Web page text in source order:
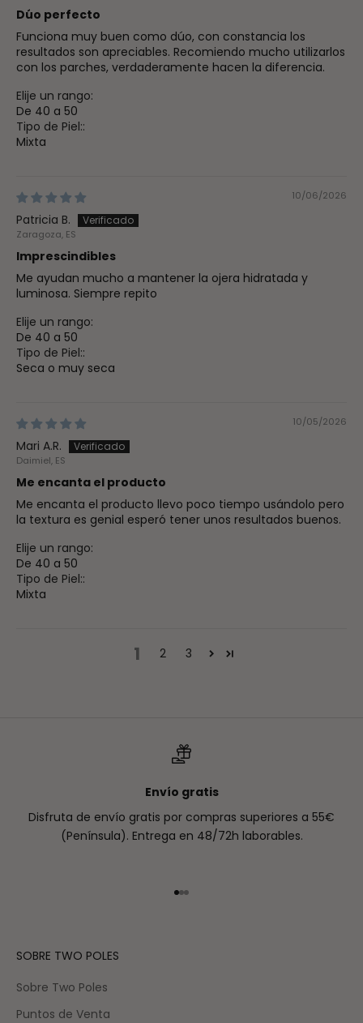
Dúo perfecto
Funciona muy buen como dúo, con constancia los
resultados son apreciables. Recomiendo mucho utilizarlos
con los parches, verdaderamente hacen la diferencia.
Elije un rango:
De 40 a 50
Tipo de Piel::
Mixta
10/06/2026
Patricia B.
Zaragoza, ES
Imprescindibles
Me ayudan mucho a mantener la ojera hidratada y
luminosa. Siempre repito
Elije un rango:
De 40 a 50
Tipo de Piel::
Seca o muy seca
10/05/2026
Mari A.R.
Daimiel, ES
Me encanta el producto
Me encanta el producto llevo poco tiempo usándolo pero
la textura es genial esperó tener unos resultados buenos.
Elije un rango:
De 40 a 50
Tipo de Piel::
Mixta
1 2 3
Envío gratis
Disfruta de envío gratis por compras superiores a 55€
(Península). Entrega en 48/72h laborables.
Ir al artículo 1
Ir al artículo 2
Ir al artículo 3
SOBRE TWO POLES
Sobre Two Poles
Puntos de Venta